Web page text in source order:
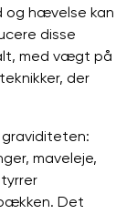
og hævelse kan
disse
med vægt på
der
graviditeten:
maveleje,
Det